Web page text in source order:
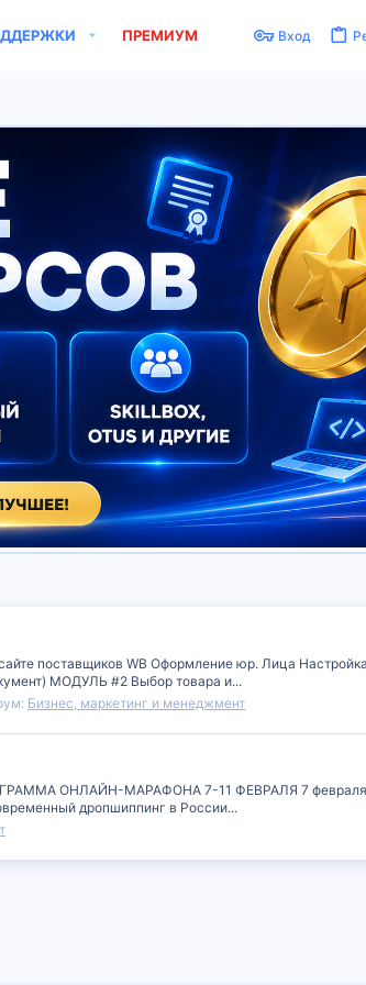
ПРЕМИУМ Вход
поставщиков WB Оформление юр. Лица
МОДУЛЬ #2 Выбор товара и...
Бизнес, маркетинг и менеджмент
ОНЛАЙН-МАРАФОНА 7-11 ФЕВРАЛЯ 7
дропшиппинг в России...